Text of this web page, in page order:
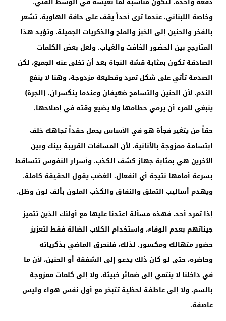
وخاصة اللبناني. عندما ترى أحداً يقف على حافة الهاوية، تشعر
بالفخر والحنين إلى الخبز والملح والذكريات الجميلة، وتؤيد هذا
المتأرجح بين الحضور الخافت والغياب. ولعل بعض الكلمات
الصادقة تكون بمثابة قشة النجاة بعد أن تخلى عنه الجميع، لكن
الصدمة تأتي على شكل تمرد وقطيعة مزدوجة، وهنا لا ينفع
الندم، لأن الحنين والتسامح ضعيفان وعندما ينكسران. (الجرة)
ينبغي للمرء أن يرمي حطامها ولا يضيع وقته في إصلاحها.
حقاً من يتغير فجأة هو في الأساس يحمل حقداً تجاهك خلف
ابتسامة ممزوجة بالأنانية، لأن المسافات القريبة بينك وبين
الآخرين هي بمثابة جهاز كشف الكذب. وأسرار النفوس تتساقط
بسرعة أمامها نتيجة أي انفعال. الغضب يقول الحقيقة كاملة،
ويهدم أساليب التملق والنفاق والكذب الملون بألف لون وظل.
إذا تمرد أحد، فهذه مسألة اعتدنا عليها مع أولئك الذين تتميز
جيناتهم بعدم الوفاء، واستخدام الكلاب الضالة فقط لتعزيز
حضور متهالك ومكسور. لذلك، فلنحرق الماضي بذكرياته
وحاضره، حتى لو كان ذلك يدعو إلى الشفقة أو الحنين، لأن ما
في داخلنا لا ينتمي إلى ضمائر خبيثة، ولا إلى كلمات ممزوجة
بالسم، ولا إلى عاطفة لحظية تتبخر مع أول نفس هواء وليس
عاصفة.